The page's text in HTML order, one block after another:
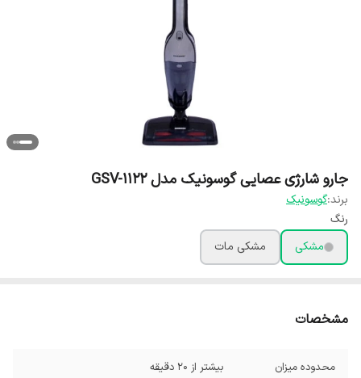
جارو شارژی عصایی گوسونیک مدل GSV-1122
برند:گوسونیک
رنگ
مشکی
مشکی مات
مشخصات
محدوده میزان
بیشتر از 20 دقیقه